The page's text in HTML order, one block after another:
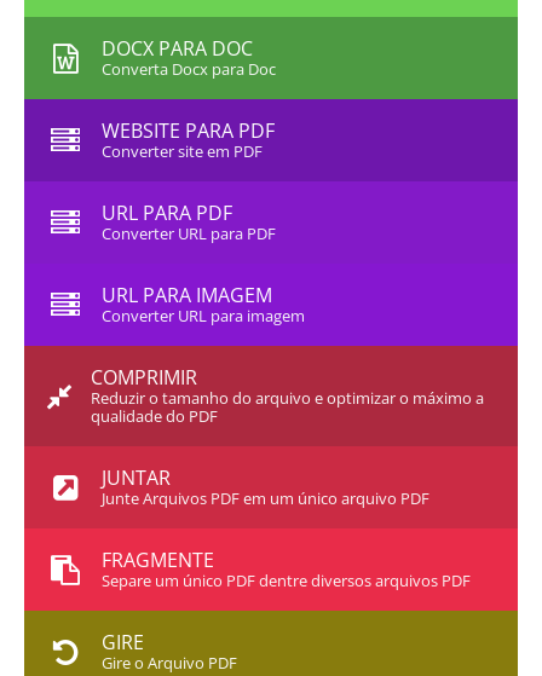
DOCX PARA DOC
Converta Docx para Doc
WEBSITE PARA PDF
Converter site em PDF
URL PARA PDF
Converter URL para PDF
URL PARA IMAGEM
Converter URL para imagem
COMPRIMIR
Reduzir o tamanho do arquivo e optimizar o máximo a
qualidade do PDF
JUNTAR
Junte Arquivos PDF em um único arquivo PDF
FRAGMENTE
Separe um único PDF dentre diversos arquivos PDF
GIRE
Gire o Arquivo PDF